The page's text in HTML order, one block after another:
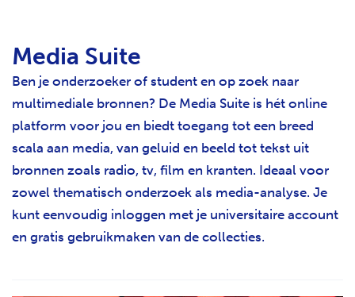
Media Suite
Ben je onderzoeker of student en op zoek naar
multimediale bronnen? De Media Suite is hét online
platform voor jou en biedt toegang tot een breed
scala aan media, van geluid en beeld tot tekst uit
bronnen zoals radio, tv, film en kranten. Ideaal voor
zowel thematisch onderzoek als media-analyse. Je
kunt eenvoudig inloggen met je universitaire account
en gratis gebruikmaken van de collecties.